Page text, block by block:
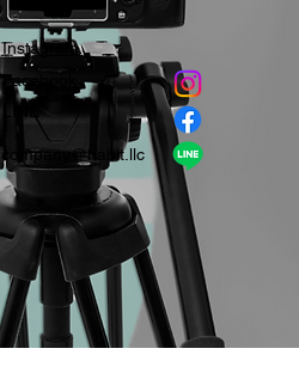
Instagram
​Facebook
company＠habit.llc